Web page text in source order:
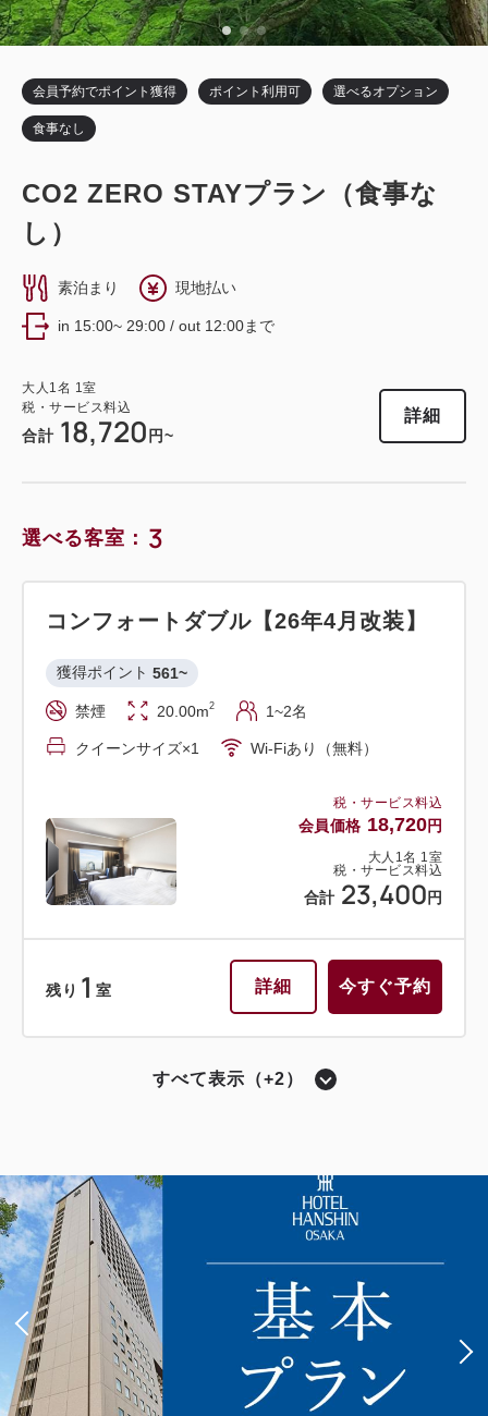
会員予約でポイント獲得 ポイント利用可 選べるオプション
食事なし
CO2 ZERO STAYプラン（食事な
し）
素泊まり 現地払い
in 15:00~ 29:00 / out 12:00まで
大人 1 名 1 室
税・サービス料込
合計 18,720円~
詳細
選べる客室： 3
税・サービス料込
会員価格 18,720円
大人 1 名 1 室
税・サービス料込
合計 23,400円
コンフォートダブル【26年4月改装】
獲得ポイント 561~
禁煙 20.00m2 1~2名
クイーンサイズ×1 Wi-Fiあり（無料）
残り 1 室 詳細 今すぐ予約
税・サービス料込
会員価格 20,480
合計 25,600
禁煙 20.00m
シングルサイズ×2 Wi-Fiあり（無料）
すべて表示（+2）